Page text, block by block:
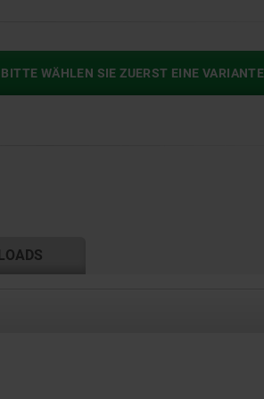
BITTE WÄHLEN SIE ZUERST EINE